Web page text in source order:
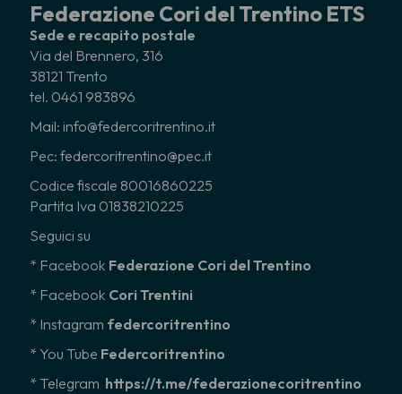
Federazione Cori del Trentino ETS
Sede e recapito postale
Via del Brennero, 316
38121 Trento
tel. 0461 983896
Mail: info@federcoritrentino.it
Pec: federcoritrentino@pec.it
Codice fiscale 80016860225
Partita Iva 01838210225
Seguici su
* Facebook Federazione Cori del Trentino
* Facebook Cori Trentini
* Instagram federcoritrentino
* You Tube Federcoritrentino
* Telegram https://t.me/federazionecoritrentino